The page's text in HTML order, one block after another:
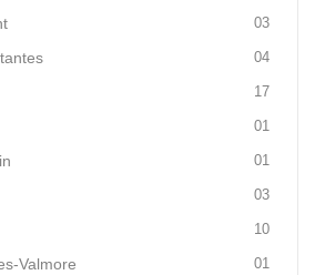
03
04
17
01
01
03
10
Valmore 01